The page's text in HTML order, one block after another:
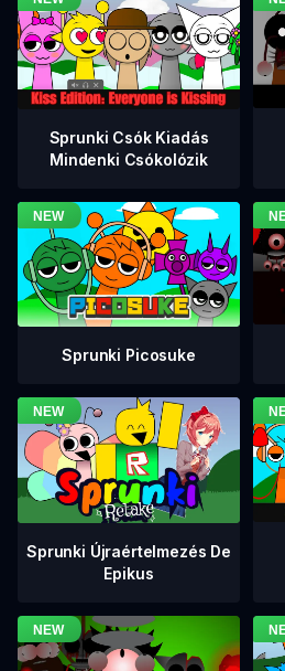
Sprunki Csók Kiadás
Mindenki Csókolózik
Sprunki Picosuke
Sprunki Újraértelmezés De
Epikus